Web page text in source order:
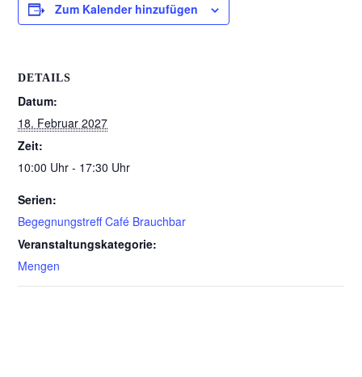
Zum Kalender hinzufügen
DETAILS
Datum:
18. Februar 2027
Zeit:
10:00 Uhr - 17:30 Uhr
Serien:
Begegnungstreff Café Brauchbar
Veranstaltungskategorie:
Mengen